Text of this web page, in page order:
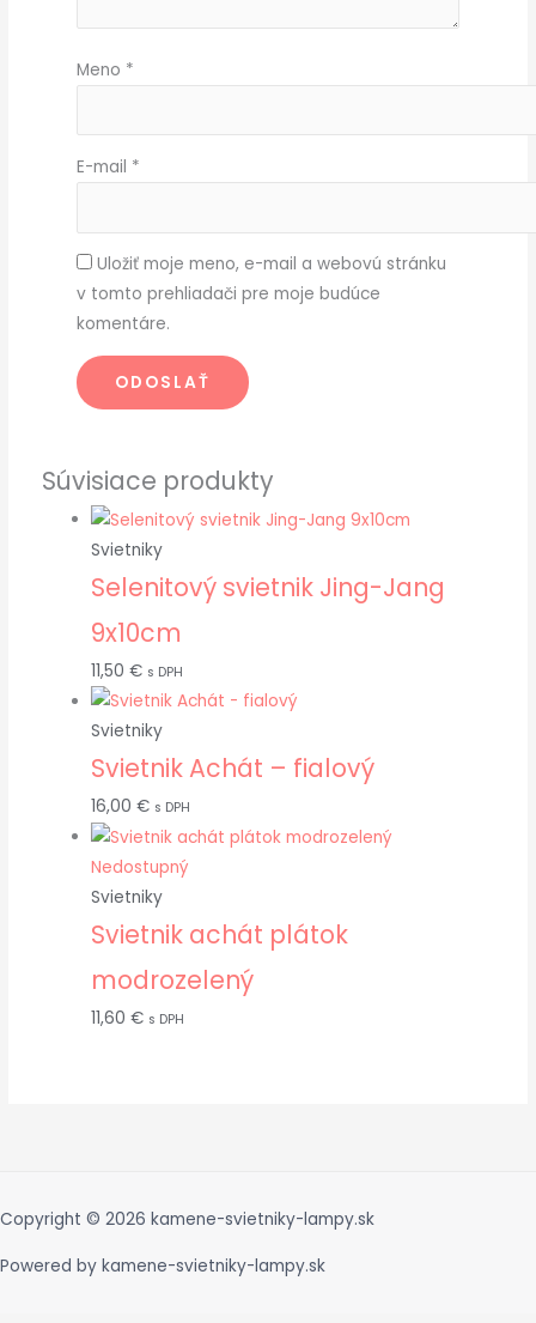
Meno *
E-mail *
Uložiť moje meno, e-mail a webovú stránku
v tomto prehliadači pre moje budúce
komentáre.
Súvisiace produkty
Svietniky
Selenitový svietnik Jing-Jang
9x10cm
11,50 € s DPH
Svietniky
Svietnik Achát – fialový
16,00 € s DPH
Nedostupný
Svietniky
Svietnik achát plátok
modrozelený
11,60 € s DPH
Copyright © 2026 kamene-svietniky-lampy.sk
Powered by kamene-svietniky-lampy.sk